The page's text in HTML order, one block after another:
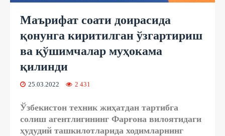
Маърифат соати доирасида
қонунга киритилган ўзгартириш
ва қўшимчалар муҳокама
қилинди
25.03.2022 2 431
Ўзбекистон техник жиҳатдан тартибга
солиш агентлигининг Фарғона вилоятидаги
ҳудудий ташкилотларида ходимларнинг